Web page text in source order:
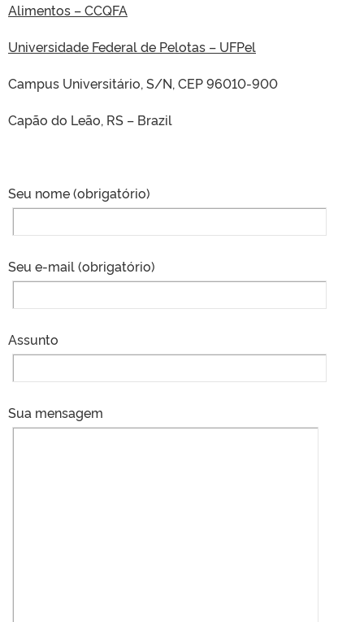
Alimentos – CCQFA
Universidade Federal de Pelotas – UFPel
Campus Universitário, S/N, CEP 96010-900
Capão do Leão, RS – Brazil
Seu nome (obrigatório)
Seu e-mail (obrigatório)
Assunto
Sua mensagem